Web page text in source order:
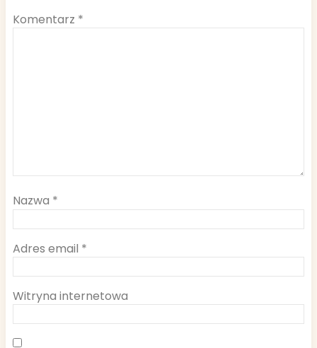
Komentarz *
Nazwa *
Adres email *
Witryna internetowa